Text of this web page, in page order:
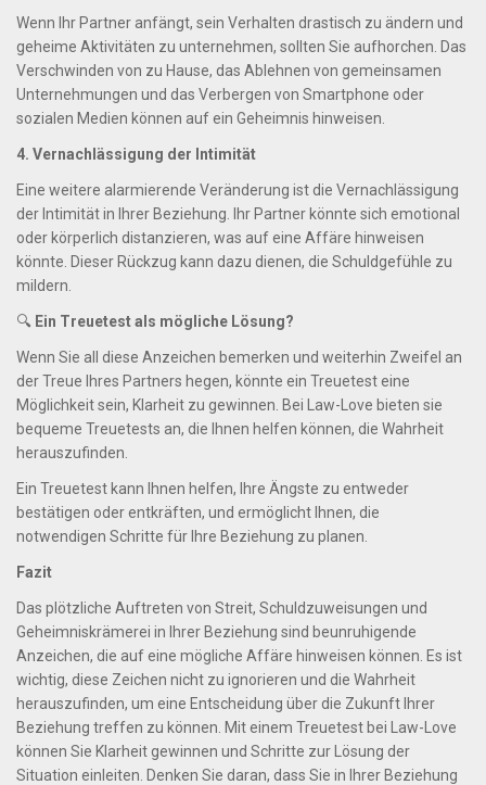
Wenn Ihr Partner anfängt, sein Verhalten drastisch zu ändern und
geheime Aktivitäten zu unternehmen, sollten Sie aufhorchen. Das
Verschwinden von zu Hause, das Ablehnen von gemeinsamen
Unternehmungen und das Verbergen von Smartphone oder
sozialen Medien können auf ein Geheimnis hinweisen.
4. Vernachlässigung der Intimität
Eine weitere alarmierende Veränderung ist die Vernachlässigung
der Intimität in Ihrer Beziehung. Ihr Partner könnte sich emotional
oder körperlich distanzieren, was auf eine Affäre hinweisen
könnte. Dieser Rückzug kann dazu dienen, die Schuldgefühle zu
mildern.
🔍 Ein Treuetest als mögliche Lösung?
Wenn Sie all diese Anzeichen bemerken und weiterhin Zweifel an
der Treue Ihres Partners hegen, könnte ein Treuetest eine
Möglichkeit sein, Klarheit zu gewinnen. Bei Law-Love bieten sie
bequeme Treuetests an, die Ihnen helfen können, die Wahrheit
herauszufinden.
Ein Treuetest kann Ihnen helfen, Ihre Ängste zu entweder
bestätigen oder entkräften, und ermöglicht Ihnen, die
notwendigen Schritte für Ihre Beziehung zu planen.
Fazit
Das plötzliche Auftreten von Streit, Schuldzuweisungen und
Geheimniskrämerei in Ihrer Beziehung sind beunruhigende
Anzeichen, die auf eine mögliche Affäre hinweisen können. Es ist
wichtig, diese Zeichen nicht zu ignorieren und die Wahrheit
herauszufinden, um eine Entscheidung über die Zukunft Ihrer
Beziehung treffen zu können. Mit einem Treuetest bei Law-Love
können Sie Klarheit gewinnen und Schritte zur Lösung der
Situation einleiten. Denken Sie daran, dass Sie in Ihrer Beziehung